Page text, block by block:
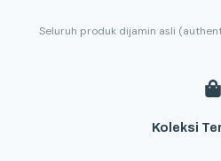
Seluruh produk dijamin asli
Koleksi